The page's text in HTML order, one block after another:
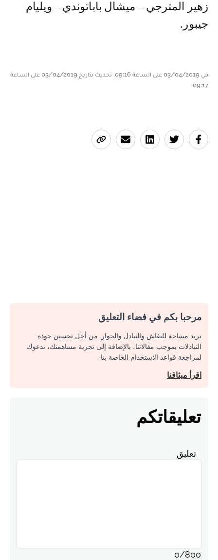
زهير المترجي – ميشال باباتوندي – ويليام
جيبور.
في 03/04/2019 على الساعة 09:16, تحديث بتاريخ 03/04/2019 على الساعة
09:17
مرحبا بكم في فضاء التعليق
نريد مساحة للنقاش والتبادل والحوار. من أجل تحسين جودة
التبادلات بموجب مقالاتنا، بالإضافة إلى تجربة مساهمتك، ندعوك
لمراجعة قواعد الاستخدام الخاصة بنا.
اقرأ ميثاقنا
تعليقاتكم
تعليق
0/800